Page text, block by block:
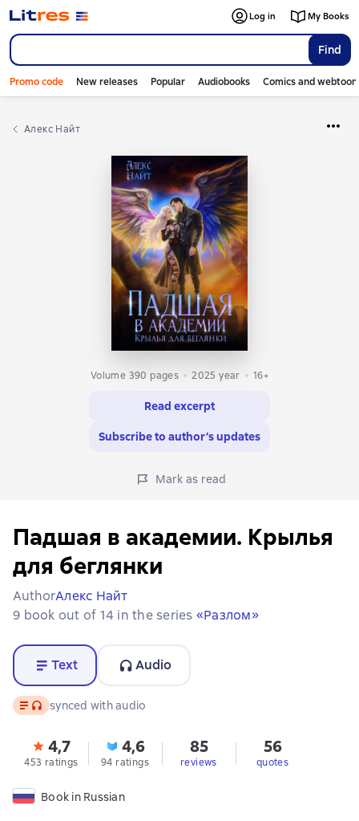
Find
Log in My Books
Promo code New releases Popular Audiobooks Comics and
Алекс Найт
Volume 390 pages 2025 year 16+
Read excerpt
Subscribe to author’s updates
Mark as read
Падшая в академии. Крылья
для беглянки
AuthorАлекс Найт
9 book out of 14 in the series «Разлом»
Text Audio
Text, audio format available
synced with audio
4,7
453 ratings
4,6
94 ratings
85
reviews
56
quotes
Book in Russian